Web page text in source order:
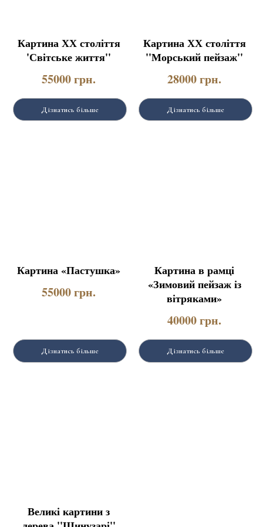
Картина ХХ століття
'Світське життя''
55000грн.
Дізнатись більше
Картина ХХ століття
''Морський пейзаж''
28000грн.
Дізнатись більше
Картина «Пастушка»
55000грн.
Дізнатись більше
Картина в рамці
«Зимовий пейзаж із
вітряками»
40000грн.
Дізнатись більше
Великі картини з